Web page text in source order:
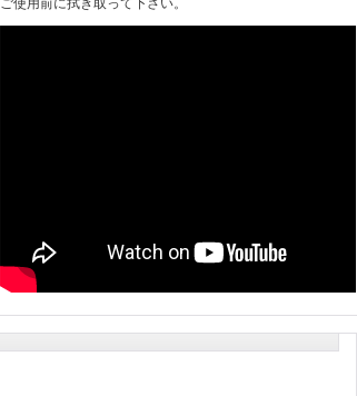
ご使用前に拭き取って下さい。